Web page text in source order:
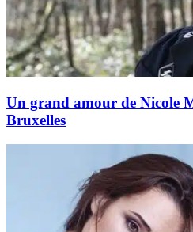
Un grand amour de Nicole
Bruxelles